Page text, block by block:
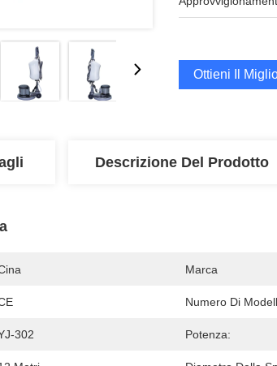
Ottieni Il
Descrizione Del Prodotto
Marca
Numero Di
302 Potenza: